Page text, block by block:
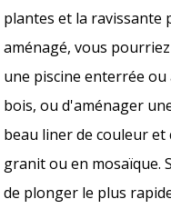
plantes et la ravissante
aménagé, vous
une piscine enterrée
bois, ou d'aménager
beau liner de couleur
granit ou en mosaïque.
de plonger le plus